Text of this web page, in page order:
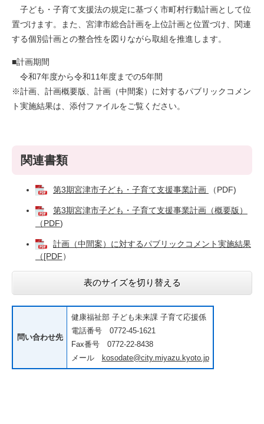
子ども・子育て支援法の規定に基づく市町村行動計画として位
置づけます。また、宮津市総合計画を上位計画と位置づけ、関連
する個別計画との整合性を図りながら取組を推進します。
■計画期間
令和7年度から令和11年度までの5年間
※計画、計画概要版、計画（中間案）に対するパブリックコメン
ト実施結果は、添付ファイルをご覧ください。
関連書類
第3期宮津市子ども・子育て支援事業計画 （PDF)
第3期宮津市子ども・子育て支援事業計画（概要版）
（PDF)
計画（中間案）に対するパブリックコメント実施結果
（[PDF）
表のサイズを切り替える
問い合わせ先
健康福祉部 子ども未来課 子育て応援係
電話番号 0772-45-1621
Fax番号 0772-22-8438
メール
kosodate@city.miyazu.kyoto.jp